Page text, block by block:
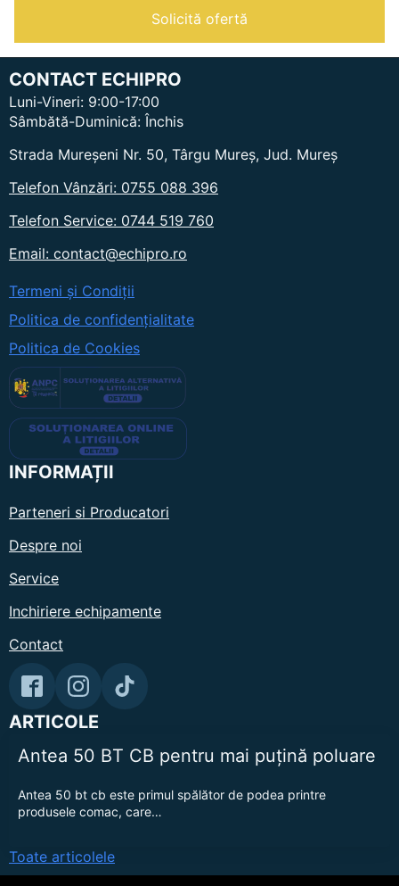
Solicită ofertă
CONTACT ECHIPRO
Luni-Vineri: 9:00-17:00
Sâmbătă-Duminică: Închis
Strada Mureșeni Nr. 50, Târgu Mureș, Jud. Mureș
Telefon Vânzări: 0755 088 396
Telefon Service: 0744 519 760
Email: contact@echipro.ro
Termeni și Condiții
Politica de confidențialitate
Politica de Cookies
INFORMAȚII
Parteneri si Producatori
Despre noi
Service
Inchiriere echipamente
Contact
ARTICOLE
Antea 50 BT CB pentru mai puțină poluare
Antea 50 bt cb este primul spălător de podea printre
produsele comac, care…
Toate articolele